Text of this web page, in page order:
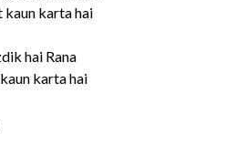
kaun karta hai
hai Rana
karta hai